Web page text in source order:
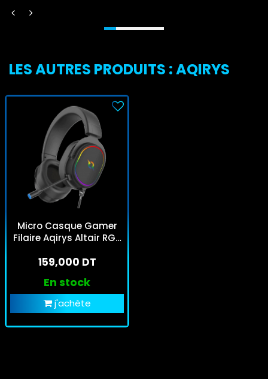
LES AUTRES PRODUITS : AQIRYS
Micro Casque Gamer
Filaire Aqirys Altair RGB
159,000 DT
En stock
j'achète